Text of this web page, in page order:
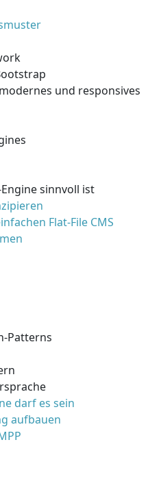
und responsives
sinnvoll ist
Flat-File CMS
Patterns
darf es sein
aufbauen